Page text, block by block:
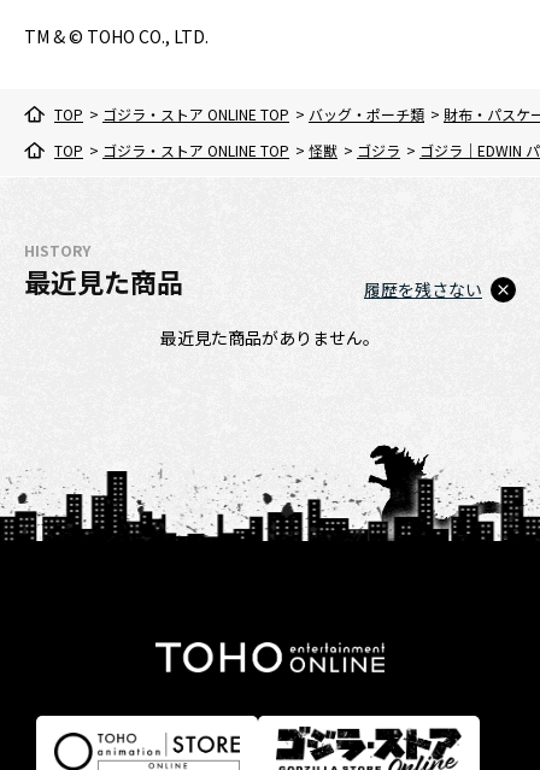
TM & © TOHO CO., LTD.
TOP > ゴジラ・ストア ONLINE TOP > バッグ・ポーチ類 > 財布・パスケ
TOP > ゴジラ・ストア ONLINE TOP > 怪獣 > ゴジラ > ゴジラ｜EDWIN
HISTORY
最近見た商品
最近見た商品がありません。
履歴を残さない